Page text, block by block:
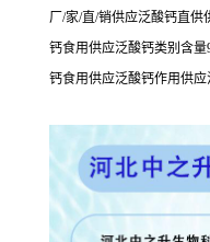
厂/家/直/销供应泛酸钙直供
钙食用供应泛酸钙类别含
钙食用供应泛酸钙作用供